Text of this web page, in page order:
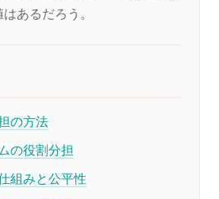
あるだろう。
の方法
の役割分担
組みと公平性